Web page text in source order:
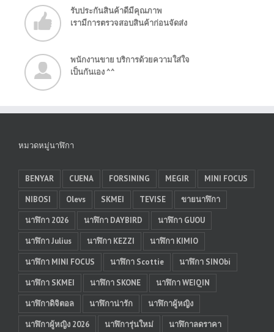
รับประกันสินค้าดีมีคุณภาพ
เรามีการตรวจสอบสินค้าก่อนจัดส่ง
พนักงานขาย บริการด้วยความใส่ใจ
เป็นกันเอง ^^
หมวดหมู่นาฬิกา
BENYAR CUENA FORSINING MEGIR
MINI FOCUS
NIBOSI
Olevs SKMEI TEVISE
ขายนาฬิกา
นาฬิกา 2026
นาฬิกา DAYBIRD
นาฬิกา GUOU
นาฬิกา Julius
นาฬิกา KEZZI
นาฬิกา KIMIO
นาฬิกา MINI FOCUS
นาฬิกา Scottie
นาฬิกา SINObi
นาฬิกา SKMEI
นาฬิกา SKONE
นาฬิกา WEIQIN
นาฬิกาดิจิตอล
นาฬิกาน่ารัก
นาฬิกาผู้หญิง
นาฬิกาผู้หญิง 2026
นาฬิการุ่นใหม่
นาฬิกาลดราคา